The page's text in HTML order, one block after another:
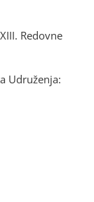
Redovne
Udruženja: